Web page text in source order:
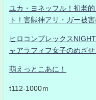
ユカ・ヨネッフル！初老
ト！害獣神アリ・ガー被
ヒロコンプレックス
ャアラフィフ女子のめざ
萌えっとこあに！
t112-1000ｍ